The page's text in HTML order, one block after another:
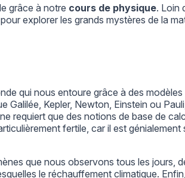
grâce à notre cours de physique. Loin
explorer les grands mystères de la
qui nous entoure grâce à des
Galilée, Kepler, Newton, Einstein ou
requiert que des notions de base de
fertile, car il est
que nous observons tous les jours,
le réchauffement climatique.